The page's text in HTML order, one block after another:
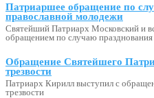
Патриаршее обращение по
православной молодежи
Святейший Патриарх Московский и
обращением по случаю
Обращение Святейшего
трезвости
Патриарх Кирилл выступил с
трезвости